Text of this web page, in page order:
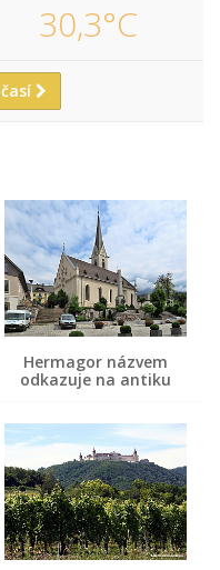
30,3°C
Hermagor názvem
odkazuje na antiku